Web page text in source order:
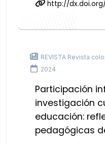
http://dx.doi.org/
REVISTA Revista
2024
Participación
investigación
educación:
pedagógicas